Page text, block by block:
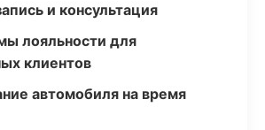
и консультация
лояльности для
клиентов
автомобиля на время